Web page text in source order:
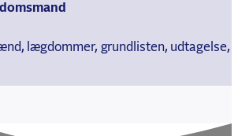
lægdommer, grundlisten, udtagelse,